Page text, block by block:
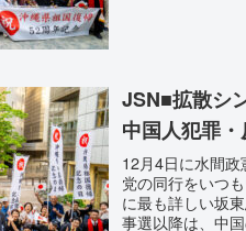
JSN■拡散シ
中国人犯罪・
12月4日に水間
党の同行をいつ
に最も詳しい坂
事選以降は、中